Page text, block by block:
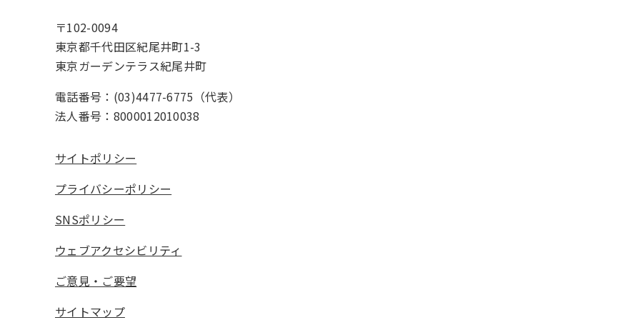
〒102-0094
東京都千代田区紀尾井町1-3
東京ガーデンテラス紀尾井町
電話番号：(03)4477-6775（代表）
法人番号：8000012010038
サイトポリシー
プライバシーポリシー
SNSポリシー
ウェブアクセシビリティ
ご意見・ご要望
サイトマップ